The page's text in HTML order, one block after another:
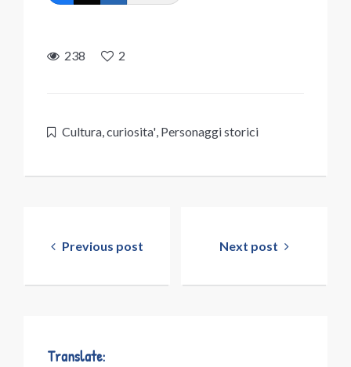
238 2
Cultura,curiosita', Personaggi storici
articoliPrevious post Next post
Translate: